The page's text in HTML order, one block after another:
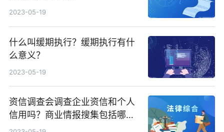
2023-05-19
什么叫缓期执行？缓期执行有什
么意义？
2023-05-19
资信调查会调查企业资信和个人
信用吗？商业情报搜集包括哪
些？